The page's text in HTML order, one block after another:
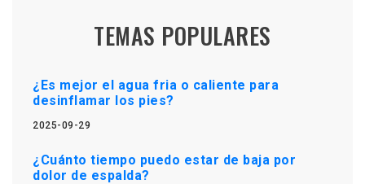
TEMAS POPULARES
¿Es mejor el agua fria o caliente para
desinflamar los pies?
2025-09-29
¿Cuánto tiempo puedo estar de baja por
dolor de espalda?